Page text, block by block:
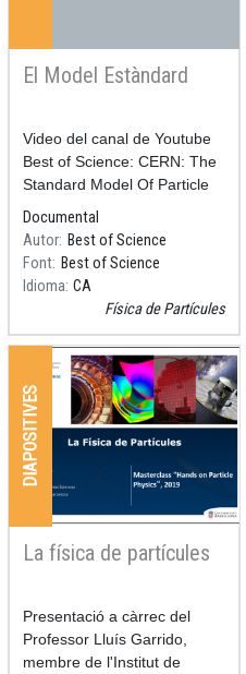
El Model Estàndard
Resum
​​​​​​​Video del canal de Youtube
Best of Science: CERN: The
Standard Model Of Particle
Physics, amb subtítols en
català
Documental
Autor Best of Science
Font Best of Science
Idioma CA
Física de Partícules
DIAPOSITIVES
La física de partícules
Resum
​ Presentació a càrrec del
Professor Lluís Garrido,
membre de l'Institut de